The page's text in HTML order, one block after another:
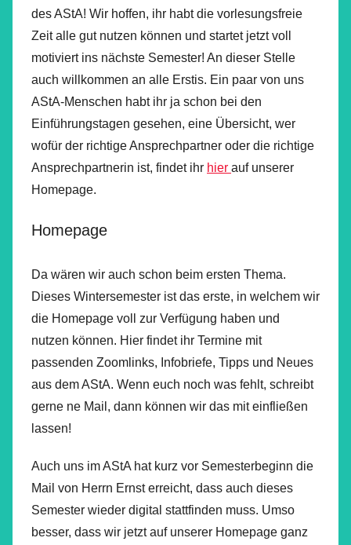
des AStA! Wir hoffen, ihr habt die vorlesungsfreie
Zeit alle gut nutzen können und startet jetzt voll
motiviert ins nächste Semester! An dieser Stelle
auch willkommen an alle Erstis. Ein paar von uns
AStA-Menschen habt ihr ja schon bei den
Einführungstagen gesehen, eine Übersicht, wer
wofür der richtige Ansprechpartner oder die richtige
Ansprechpartnerin ist, findet ihr hier auf unserer
Homepage.
Homepage
Da wären wir auch schon beim ersten Thema.
Dieses Wintersemester ist das erste, in welchem wir
die Homepage voll zur Verfügung haben und
nutzen können. Hier findet ihr Termine mit
passenden Zoomlinks, Infobriefe, Tipps und Neues
aus dem AStA. Wenn euch noch was fehlt, schreibt
gerne ne Mail, dann können wir das mit einfließen
lassen!
Auch uns im AStA hat kurz vor Semesterbeginn die
Mail von Herrn Ernst erreicht, dass auch dieses
Semester wieder digital stattfinden muss. Umso
besser, dass wir jetzt auf unserer Homepage ganz